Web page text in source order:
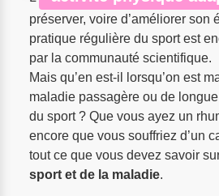
préserver, voire d’améliorer son
pratique régulière du sport est
par la communauté scientifique.
Mais qu’en est-il lorsqu’on est
maladie passagère ou de
du sport ? Que vous ayez un
encore que vous souffriez d’un
tout ce que vous devez savoir sur
sport et de la maladie.